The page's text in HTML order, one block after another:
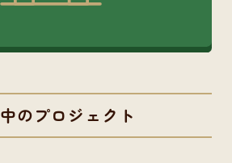
のプロジェクト